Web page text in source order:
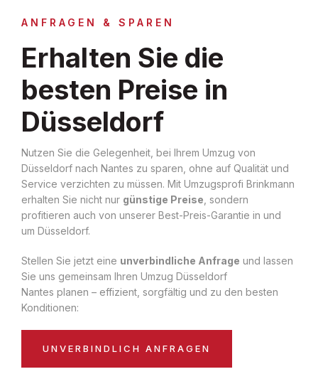
ANFRAGEN & SPAREN
Erhalten Sie die
besten Preise in
Düsseldorf
Nutzen Sie die Gelegenheit, bei Ihrem Umzug von
Düsseldorf nach Nantes zu sparen, ohne auf Qualität und
Service verzichten zu müssen. Mit Umzugsprofi Brinkmann
erhalten Sie nicht nur günstige Preise , sondern
profitieren auch von unserer Best-Preis-Garantie in und
um Düsseldorf.
Stellen Sie jetzt eine unverbindliche Anfrage und lassen
Sie uns gemeinsam Ihren Umzug Düsseldorf
Nantes planen – effizient, sorgfältig und zu den besten
Konditionen:
UNVERBINDLICH ANFRAGEN